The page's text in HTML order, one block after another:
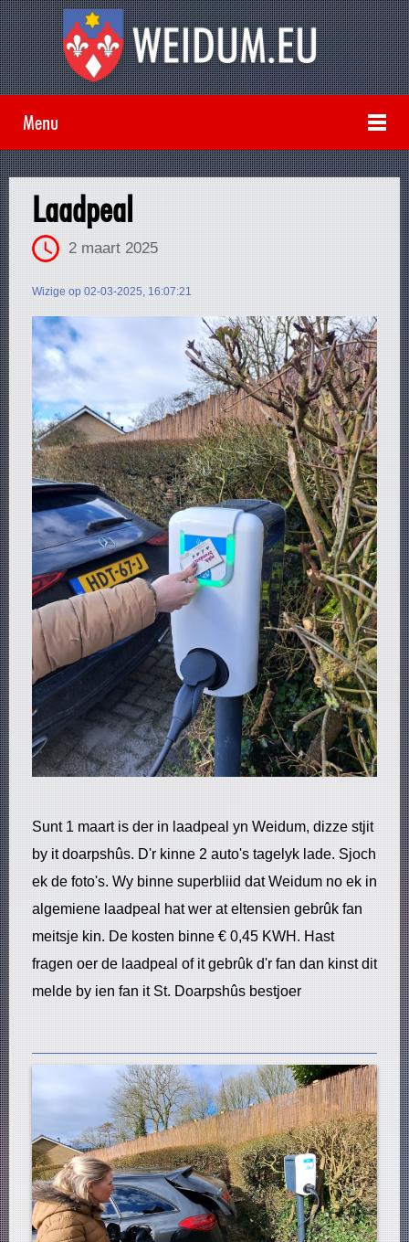
Menu
Laadpeal
2 maart 2025
Wizige op 02-03-2025, 16:07:21
Sunt 1 maart is der in laadpeal yn Weidum, dizze stjit
by it doarpshûs. D'r kinne 2 auto's tagelyk lade. Sjoch
ek de foto's. Wy binne superbliid dat Weidum no ek in
algemiene laadpeal hat wer at eltensien gebrûk fan
meitsje kin. De kosten binne € 0,45 KWH. Hast
fragen oer de laadpeal of it gebrûk d'r fan dan kinst dit
melde by ien fan it St. Doarpshûs bestjoer